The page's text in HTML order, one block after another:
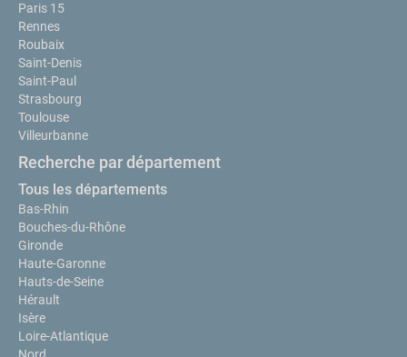
Paris 15
Rennes
Roubaix
Saint-Denis
Saint-Paul
Strasbourg
Toulouse
Villeurbanne
Recherche par département
Tous les départements
Bas-Rhin
Bouches-du-Rhône
Gironde
Haute-Garonne
Hauts-de-Seine
Hérault
Isère
Loire-Atlantique